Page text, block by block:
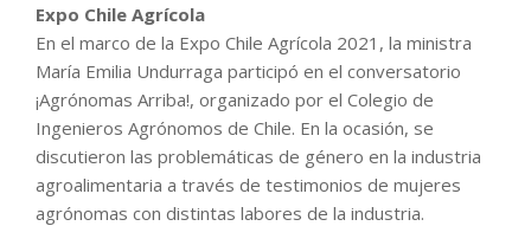
Expo Chile Agrícola
En el marco de la Expo Chile Agrícola 2021, la ministra
María Emilia Undurraga participó en el conversatorio
¡Agrónomas Arriba!, organizado por el Colegio de
Ingenieros Agrónomos de Chile. En la ocasión, se
discutieron las problemáticas de género en la industria
agroalimentaria a través de testimonios de mujeres
agrónomas con distintas labores de la industria.